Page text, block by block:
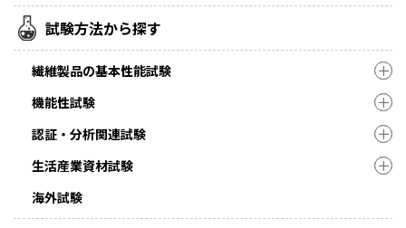
試験方法から探す
繊維製品の基本性能試験
機能性試験
認証・分析関連試験
生活産業資材試験
海外試験